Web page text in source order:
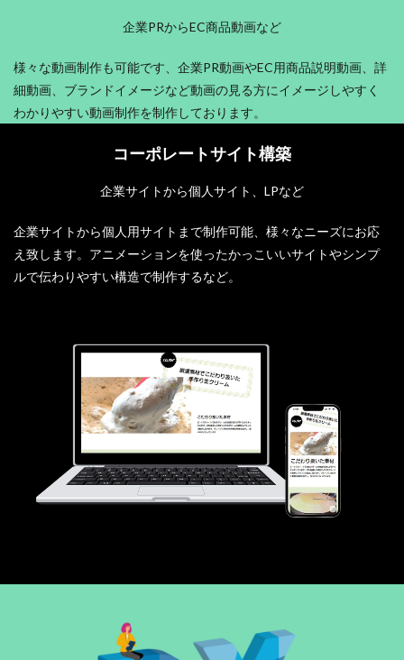
企業PRからEC商品動画など
様々な動画制作も可能です、企業PR動画やEC用商品説明動画、詳
細動画、ブランドイメージなど動画の見る方にイメージしやすく
わかりやすい動画制作を制作しております。
コーポレートサイト構築
企業サイトから個人サイト、LPなど
企業サイトから個人用サイトまで制作可能、様々なニーズにお応
え致します。アニメーションを使ったかっこいいサイトやシンプ
ルで伝わりやすい構造で制作するなど。